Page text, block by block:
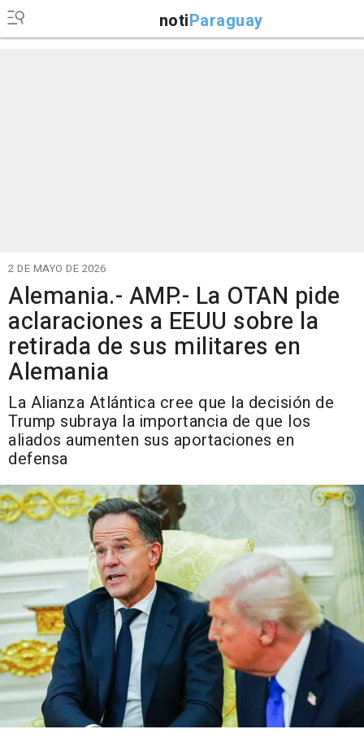
notiParaguay
2 DE MAYO DE 2026
Alemania.- AMP.- La OTAN pide
aclaraciones a EEUU sobre la
retirada de sus militares en
Alemania
La Alianza Atlántica cree que la decisión de
Trump subraya la importancia de que los
aliados aumenten sus aportaciones en
defensa